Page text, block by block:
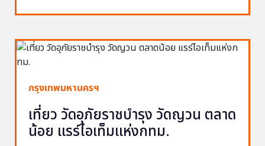
กรุงเทพมหานครฯ
เที่ยว วัดอุภัยราชบำรุง วัดญวน ตลาด
น้อย แรร์ไอเท็มแห่งกทม.